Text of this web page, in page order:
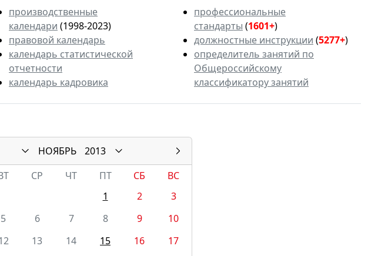
производственные
календари (1998-2023)
правовой календарь
календарь статистической
отчетности
календарь кадровика
профессиональные
стандарты (1601+)
должностные инструкции (5277+)
определитель занятий по
Общероссийскому
классификатору занятий
НОЯБРЬ
2013
СР ЧТ ПТ СБ
ВС
1
2
3
5 6 7 8 9
10
13 14 15 16
17